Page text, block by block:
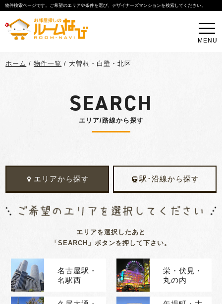
物件検索ページです。ご希望のエリアや条件を選び、デザイナーズマンションを検索してください。
MENU
ホーム /物件一覧 / 大曽根・白壁・北区
SEARCH
エリア/路線から探す
エリアから探す 駅･沿線から探す
エリアを選択したあと
「SEARCH」ボタンを押して下さい。
名古屋駅・
名駅西
栄・伏見・
丸の内